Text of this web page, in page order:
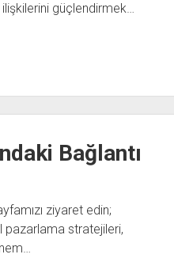
güçlendirmek…
Bağlantı
ziyaret edin;
stratejileri,